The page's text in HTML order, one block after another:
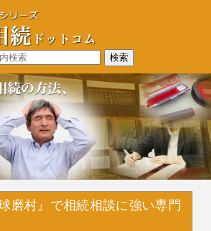
磨村』で相続相談に強い専門